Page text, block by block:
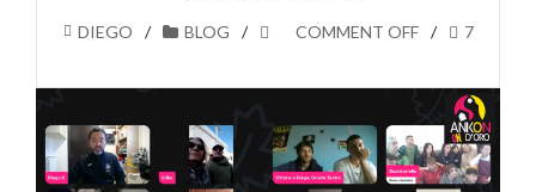
DIEGO BLOG COMMENT OFF 7